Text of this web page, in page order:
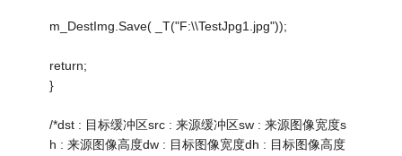
m_DestImg.Save( _T("F:\\TestJpg1.jpg"));
return;
}
/*dst : 目标缓冲区src : 来源缓冲区sw : 来源图像宽度s
h : 来源图像高度dw : 目标图像宽度dh : 目标图像高度